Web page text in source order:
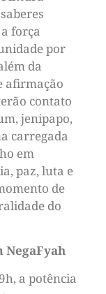
força
por
da
afirmação
contato
jenipapo,
carregada
em
paz, luta e
de
do
NegaFyah
a potência